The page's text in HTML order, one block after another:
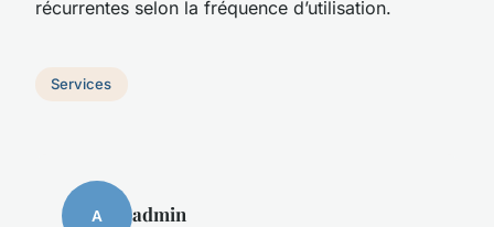
récurrentes selon la fréquence d’utilisation.
Services
A admin